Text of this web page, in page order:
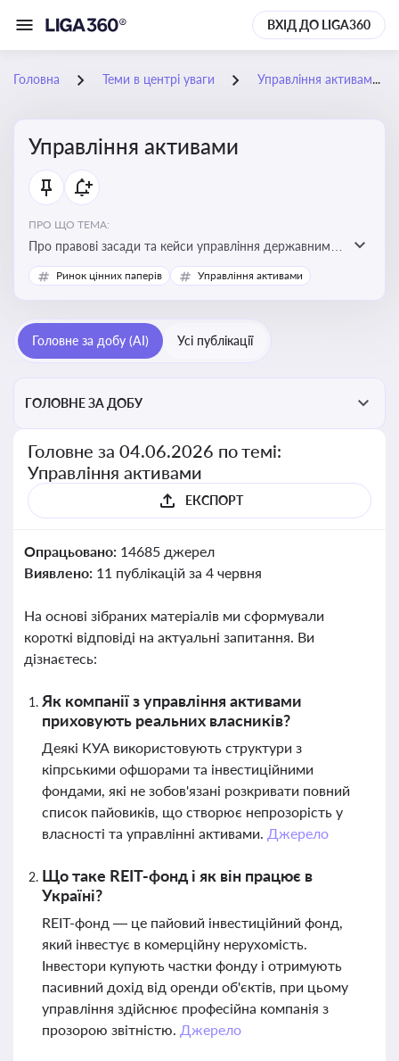
ВХІД ДО LIGA360
Головна Теми в центрі уваги Управління активами
Управління активами
ПРО ЩО ТЕМА:
Про правові засади та кейси управління державними,
комунальними та корпоративними активами, для
юристів і керівників, які відповідають за збереження
Ринок цінних паперів Управління активами
Головне за добу (AI) Усі публікації
ГОЛОВНЕ ЗА ДОБУ
Головне за 04.06.2026 по темі:
Управління активами
ЕКСПОРТ
Опрацьовано: 14685 джерел
Виявлено: 11 публікацій за 4 червня
На основі зібраних матеріалів ми сформували
короткі відповіді на актуальні запитання. Ви
дізнаєтесь:
Як компанії з управління активами
приховують реальних власників?
Деякі КУА використовують структури з
кіпрськими офшорами та інвестиційними
фондами, які не зобов'язані розкривати повний
список пайовиків, що створює непрозорість у
власності та управлінні активами. Джерело
Що таке REIT-фонд і як він працює в
Україні?
REIT-фонд — це пайовий інвестиційний фонд,
який інвестує в комерційну нерухомість.
Інвестори купують частки фонду і отримують
пасивний дохід від оренди об'єктів, при цьому
управління здійснює професійна компанія з
прозорою звітністю. Джерело